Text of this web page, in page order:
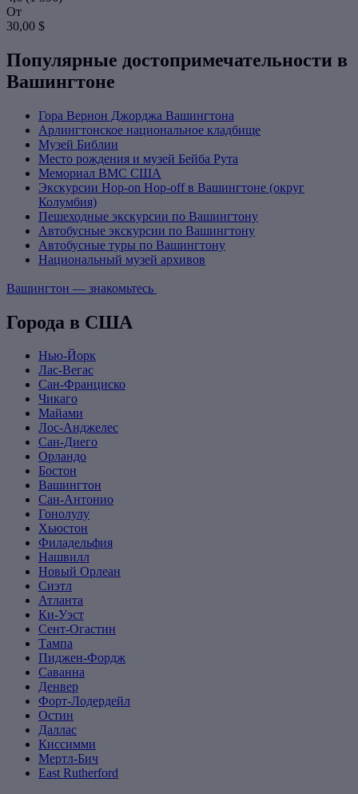
От
30,00 $
Популярные достопримечательности в
Вашингтоне
Гора Вернон Джорджа Вашингтона
Арлингтонское национальное кладбище
Музей Библии
Место рождения и музей Бейба Рута
Мемориал ВМС США
Экскурсии Hop-on Hop-off в Вашингтоне (округ
Колумбия)
Пешеходные экскурсии по Вашингтону
Автобусные экскурсии по Вашингтону
Автобусные туры по Вашингтону
Национальный музей архивов
Вашингтон — знакомьтесь
Города в США
Нью-Йорк
Лас-Вегас
Сан-Франциско
Чикаго
Майами
Лос-Анджелес
Сан-Диего
Орландо
Бостон
Вашингтон
Сан-Антонио
Гонолулу
Хьюстон
Филадельфия
Нашвилл
Новый Орлеан
Сиэтл
Атланта
Ки-Уэст
Сент-Огастин
Тампа
Пиджен-Фордж
Саванна
Денвер
Форт-Лодердейл
Остин
Даллас
Киссимми
Мертл-Бич
East Rutherford